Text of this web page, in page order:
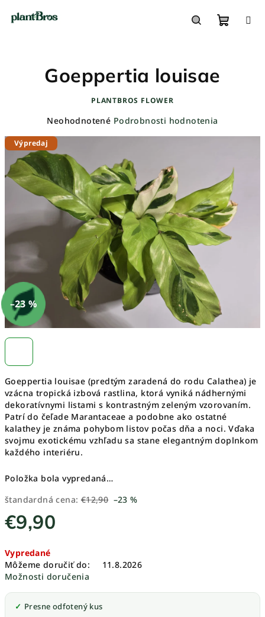
Goeppertia louisae (predtým zaradená do rodu Calathea) je
vzácna tropická izbová rastlina, ktorá vyniká nádhernými
dekoratívnymi listami s kontrastným zeleným vzorovaním.
Patrí do čeľade Marantaceae a podobne ako ostatné
kalathey je známa pohybom listov počas dňa a noci. Vďaka
svojmu exotickému vzhľadu sa stane elegantným doplnkom
každého interiéru.
Položka bola vypredaná…
štandardná cena: €12,90 –23 %
€9,90
cena:
Vypredané
Môžeme doručiť do:
11.8.2026
Možnosti doručenia
Presne odfotený kus
Goeppertia louisae
PLANTBROS FLOWER
Priemerné
produktu
je
0,0
z
hviezdičiek.
Neohodnotené Podrobnosti hodnotenia
Výpredaj
–23 %